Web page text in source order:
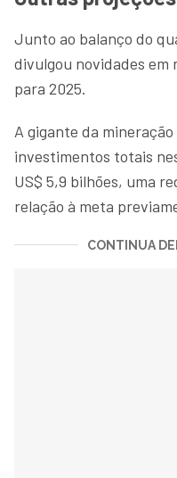
Junto ao balanço do
divulgou novidades em
para 2025.
A gigante da
investimentos totais
US$ 5,9 bilhões, uma
relação à meta
CONTINUA